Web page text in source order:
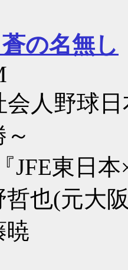
の名無し
会人野球
JFE東日
哲也(元大
暁